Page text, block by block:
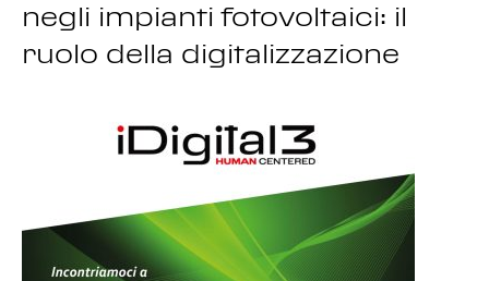
negli impianti fotovoltaici: il
ruolo della digitalizzazione